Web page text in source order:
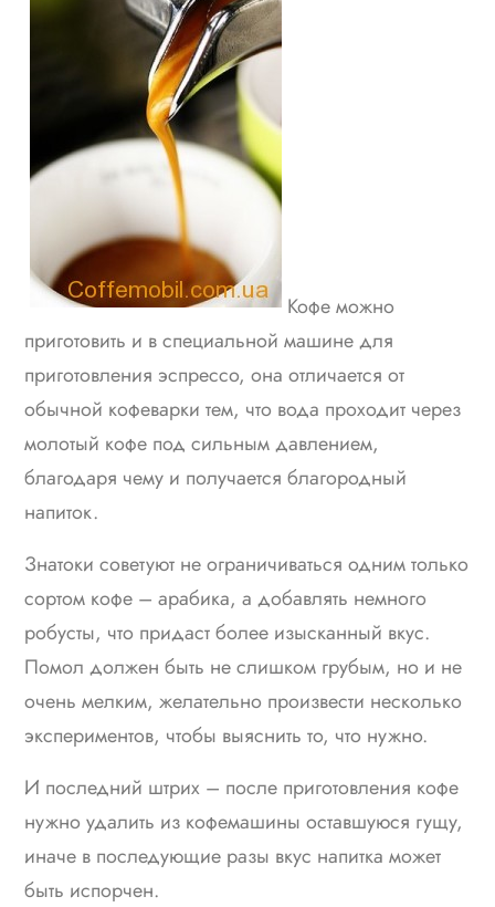
Кофе можно
приготовить и в специальной машине для
приготовления эспрессо, она отличается от
обычной кофеварки тем, что вода проходит через
молотый кофе под сильным давлением,
благодаря чему и получается благородный
напиток.
Знатоки советуют не ограничиваться одним только
сортом кофе – арабика, а добавлять немного
робусты, что придаст более изысканный вкус.
Помол должен быть не слишком грубым, но и не
очень мелким, желательно произвести несколько
экспериментов, чтобы выяснить то, что нужно.
И последний штрих – после приготовления кофе
нужно удалить из кофемашины оставшуюся гущу,
иначе в последующие разы вкус напитка может
быть испорчен.